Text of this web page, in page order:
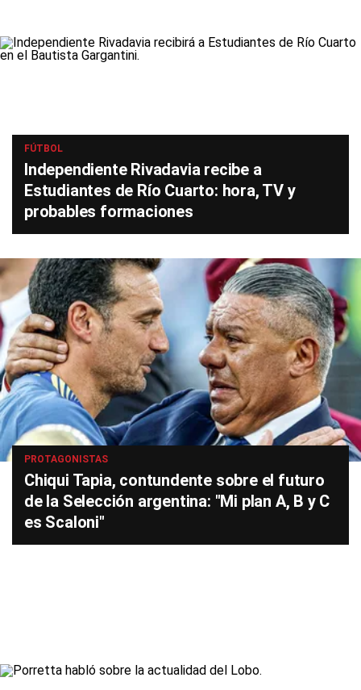
FÚTBOL
Independiente Rivadavia recibe a
Estudiantes de Río Cuarto: hora, TV y
probables formaciones
PROTAGONISTAS
Chiqui Tapia, contundente sobre el futuro
de la Selección argentina: "Mi plan A, B y C
es Scaloni"